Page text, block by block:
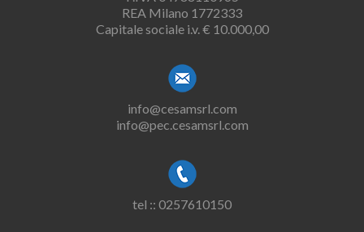
REA Milano 1772333
Capitale sociale i.v. € 10.000,00
info@cesamsrl.com
info@pec.cesamsrl.com
tel :: 0257610150